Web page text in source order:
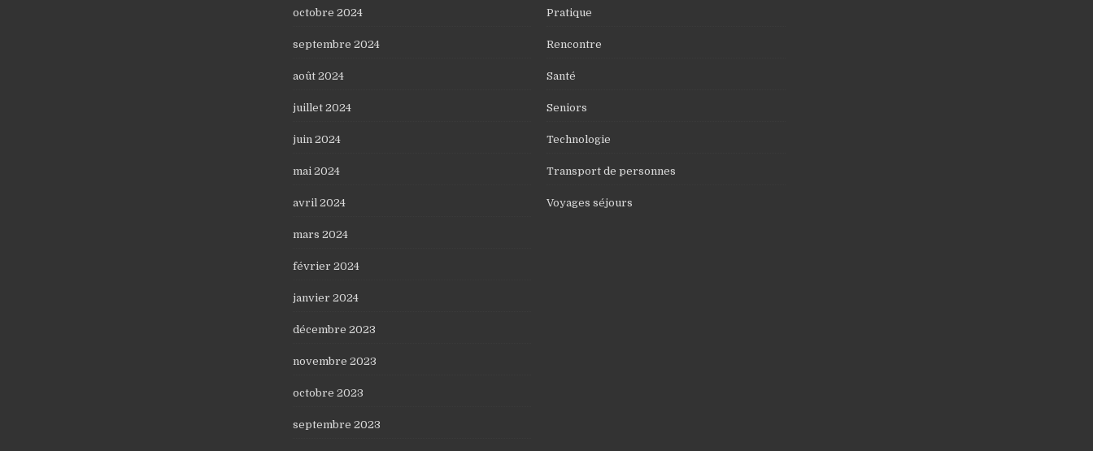
octobre 2024
septembre 2024
août 2024
juillet 2024
juin 2024
mai 2024
avril 2024
mars 2024
février 2024
janvier 2024
décembre 2023
novembre 2023
octobre 2023
septembre 2023
Pratique
Rencontre
Santé
Seniors
Technologie
Transport de personnes
Voyages séjours